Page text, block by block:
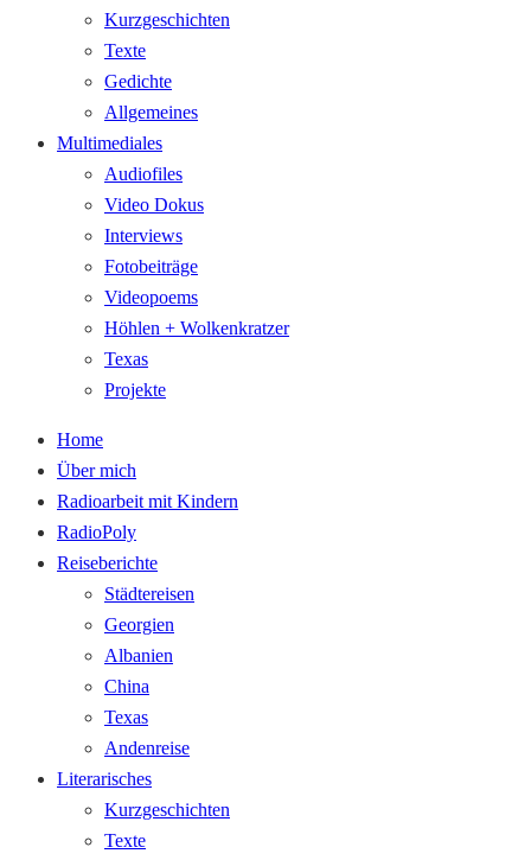
Kurzgeschichten
Texte
Gedichte
Allgemeines
Multimediales
Audiofiles
Video Dokus
Interviews
Fotobeiträge
Videopoems
Höhlen + Wolkenkratzer
Texas
Projekte
Home
Über mich
Radioarbeit mit Kindern
RadioPoly
Reiseberichte
Städtereisen
Georgien
Albanien
China
Texas
Andenreise
Literarisches
Kurzgeschichten
Texte